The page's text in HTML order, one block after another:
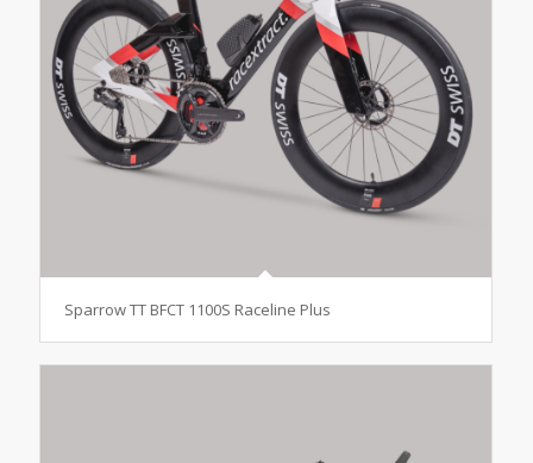
Sparrow TT BFCT 1100S Raceline Plus